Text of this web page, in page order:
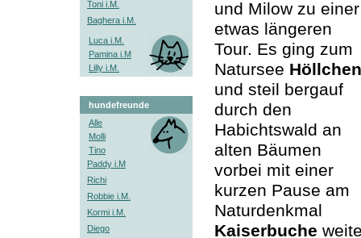
Toni i.M.
Baghera i.M.
Luca i.M.
Pamina i.M
Lilly i.M.
hundefreunde
Alle
Molli
Tino
Paddy i.M
Richi
Robbie i.M.
Kormi i.M.
Diego
und Milow zu einer
etwas längeren
Tour. Es ging zum
Natursee Höllchen
und steil bergauf
durch den
Habichtswald an
alten Bäumen
vorbei mit einer
kurzen Pause am
Naturdenkmal
Kaiserbuche